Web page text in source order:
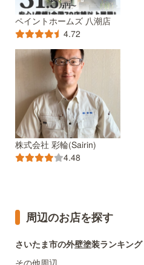
ペイントホームズ 八潮店
4.72
株式会社 彩輪(Sairin)
4.48
周辺のお店を探す
さいたま市の外壁塗装ランキング
その他周辺